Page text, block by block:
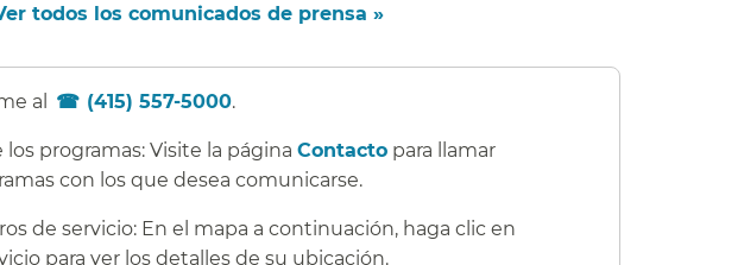
todos los comunicados de prensa »​​
al (415) 557-5000.​​
programas: Visite la página Contactopara llamar
con los que desea comunicarse.​​
de servicio: En el mapa a continuación, haga clic en
para ver los detalles de su ubicación.​​